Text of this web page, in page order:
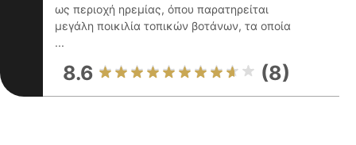
ως περιοχή ηρεμίας, όπου παρατηρείται
μεγάλη ποικιλία τοπικών βοτάνων, τα οποία
...
8.6 (8)